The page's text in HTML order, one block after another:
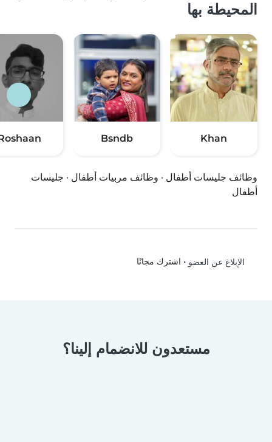
المحيطة بها
Khan
Bsndb
وظائف جليسات أطفال · وظائف مربيات أطفال · جليسات
أطفال
الإبلاغ عن العضو • اشترك مجانًا
مستعدون للانضمام إلينا؟